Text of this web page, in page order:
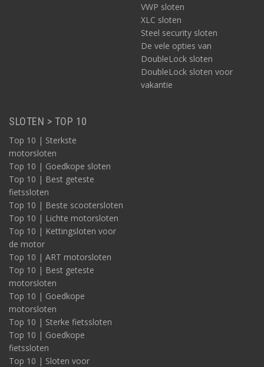
VWP sloten
XLC sloten
Steel security sloten
De vele opties van
DoubleLock sloten
DoubleLock sloten voor
vakantie
SLOTEN > TOP 10
Top 10 | Sterkste
motorsloten
Top 10 | Goedkope sloten
Top 10 | Best geteste
fietssloten
Top 10 | Beste scootersloten
Top 10 | Lichte motorsloten
Top 10 | Kettingsloten voor
de motor
Top 10 | ART motorsloten
Top 10 | Best geteste
motorsloten
Top 10 | Goedkope
motorsloten
Top 10 | Sterke fietssloten
Top 10 | Goedkope
fietssloten
Top 10 | Sloten voor